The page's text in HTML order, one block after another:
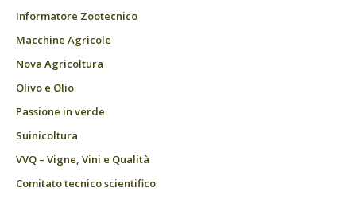
Informatore Zootecnico
Macchine Agricole
Nova Agricoltura
Olivo e Olio
Passione in verde
Suinicoltura
VVQ – Vigne, Vini e Qualità
Comitato tecnico scientifico